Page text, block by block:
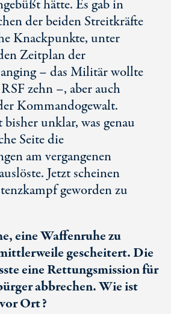
hätte. Es gab in
der beiden Streitkräfte
Knackpunkte, unter
Zeitplan der
– das Militär wollte
zehn –, aber auch
Kommandogewalt.
unklar, was genau
Seite die
am vergangenen
Jetzt scheinen
geworden zu
eine Waffenruhe zu
gescheitert. Die
eine Rettungsmission für
abbrechen. Wie ist
Ort?